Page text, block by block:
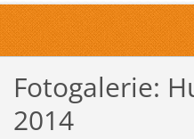
Fotogalerie:
2014